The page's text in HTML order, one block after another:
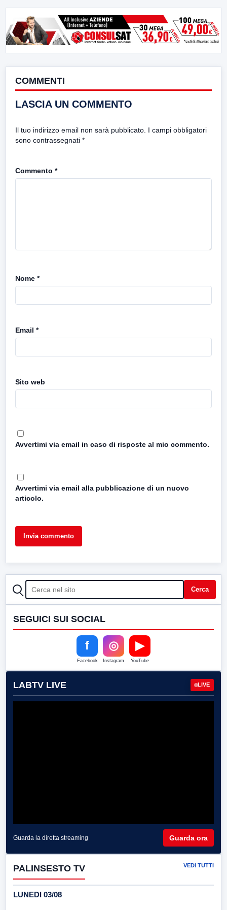
COMMENTI
LASCIA UN COMMENTO
Il tuo indirizzo email non sarà pubblicato. I campi obbligatori
sono contrassegnati *
Commento *
Nome *
Email *
Sito web
Avvertimi via email in caso di risposte al mio commento.
Avvertimi via email alla pubblicazione di un nuovo
articolo.
CERCA Cerca
SEGUICI SUI SOCIAL
f
Facebook
◎
Instagram
▶
YouTube
LABTV LIVE LIVE
Guarda la diretta streaming Guarda ora
PALINSESTO TV VEDI TUTTI
LUNEDI 03/08